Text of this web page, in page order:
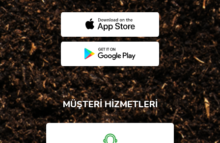
MÜŞTERİ HİZMETLERİ